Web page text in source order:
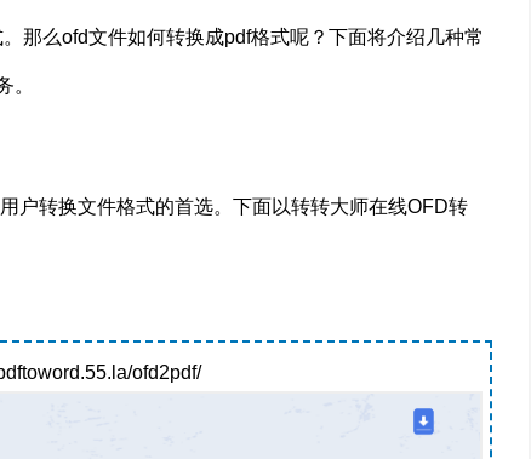
那么ofd文件如何转换成pdf格式呢？下面将介绍几种常
。
户转换文件格式的首选。下面以转转大师在线OFD转
ofd2pdf/